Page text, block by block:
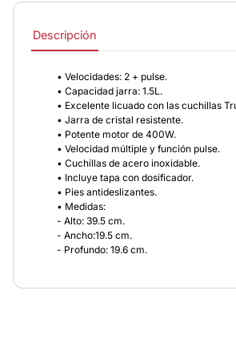
Descripción
• Velocidades: 2 + pulse.
• Capacidad jarra: 1.5L.
• Excelente licuado con las cuchillas
• Jarra de cristal resistente.
• Potente motor de 400W.
• Velocidad múltiple y función pulse.
• Cuchillas de acero inoxidable.
• Incluye tapa con dosificador.
• Pies antideslizantes.
• Medidas:
- Alto: 39.5 cm.
- Ancho:19.5 cm.
- Profundo: 19.6 cm.